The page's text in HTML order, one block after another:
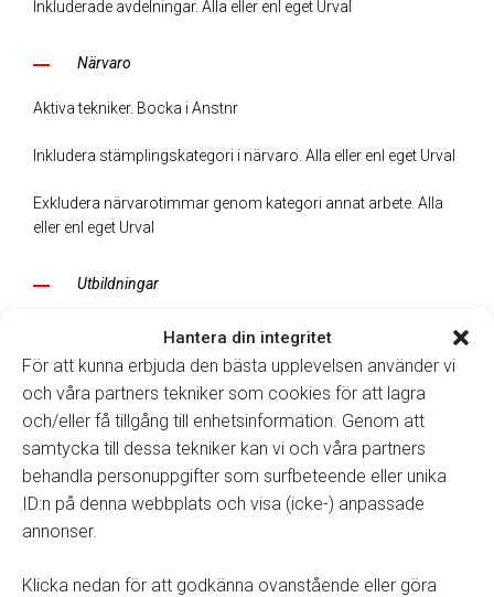
Hantera din integritet
För att kunna erbjuda den bästa upplevelsen använder vi
och våra partners tekniker som cookies för att lagra
och/eller få tillgång till enhetsinformation. Genom att
samtycka till dessa tekniker kan vi och våra partners
behandla personuppgifter som surfbeteende eller unika
ID:n på denna webbplats och visa (icke-) anpassade
annonser.
Klicka nedan för att godkänna ovanstående eller göra
Inkluderade avdelningar. Alla eller enl eget Urval
Närvaro
Aktiva tekniker. Bocka i Anstnr
Inkludera stämplingskategori i närvaro. Alla eller enl eget Urval
Exkludera närvarotimmar genom kategori annat arbete. Alla
eller enl eget Urval
Utbildningar
Inkludera stämplingskategorier i utbildning. Alla eller enl eget
Inkludera kategori annat arbete i utbildning. Alla eller enl eget
Urval
Pågående arbete
Inkludera fakturor med märkeskod. Alla eller enl eget Urval
Inkluderade avdelningar. Alla eller enl eget Urval